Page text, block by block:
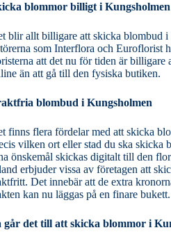
blommor billigt i Kungsholmen
blir allt billigare att skicka blombud
som Interflora och Euroflorist
att det nu för tiden är
än att gå till den fysiska butiken.
blombud i Kungsholmen
finns flera fördelar med att skicka
vilken ort eller stad du ska skicka
önskemål skickas digitalt till den
erbjuder vissa av företagen att
Det innebär att de extra
kan nu läggas på en finare bukett.
går det till att skicka blommor i